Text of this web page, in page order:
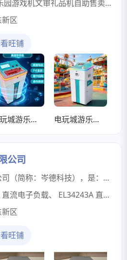
机文审礼品机自助售卖通用LED数显吧台售币机
区
旺铺
电玩城游乐园游戏机文审礼品机自助售卖通7寸屏吧台售币机 电玩城游乐园游戏机文审礼品机自助售卖通用7寸屏存票碎票机
公司
深圳市岑德科技有限公司（简称：岑德科技），是：深圳市科瑞电子仪器设备有限公司（简称：科瑞仪器）旗下分公司。公司设在广东-深圳，拥有一支专业的合作团队：资金雄厚，货物来源宽广，库存充足，销售市场广泛，售后服务快捷。通过与分销伙伴的紧密合作，凭借覆盖全国的网络营销服务，致力于为客户提供专业、方便、快捷的专业化服务。公司主要经营：半导体参数/并行测试系统(4070、4080、P9000系列)专业维修、出售（各型号模块或板卡），电子检测仪器及光电、通讯测试仪器。公司主要经营品牌有：是德科技Keysight、安捷伦Agilent、泰克Tektronix、福禄克FLUKE、吉时利KEITHLEY、艾法IFR/马可尼Marconi、本安立Anritsu、爱德万Advantest、菊水KIKUSUI、横河YOKOGAWA、罗德&施瓦茨ROHDE & SCHWARZ(R&S)、思博伦/Spirent、柯尼卡美能达KONICA MINOLTA、置日HIOKI、LeCory力科、台湾致茂Chroma、莱特波特Litepoint等世界知名品牌。公司主要经营产品有：半导体参数测试仪、网络分析仪、频谱分析仪、手机/无线综合测试仪、示波器/探头、信号发生器、信号分析仪、色彩分析仪、数字通讯测试仪、高频信号源、频率计、功率计、音频分析仪、电源、数字源表、天馈线/驻波比测试仪 、光谱分析仪/光波测量系统、噪声系数分析仪、数字万用表、静电计/高阻表、函数信号发生器、LCR测试仪、电子负载、纳伏表/皮安表、多用表校准仪、广播电视测试仪、高压机/耐压测试仪、直流电源分析仪/模块、数据采集器/卡、逻辑分析仪、接收机、调制度分析仪、蓝牙测试仪、阻抗分析仪、视频分析仪、阻抗测试仪/夹具、衰减器、功率探头、RoHS/环保检测仪等等电子测量仪器、通讯测试仪器。 岑德科技长期致力于工业电子制造、文教科研、通信以及电力石化等领域的测试测量技术开发、产品配套和系统集成。岑德科技能够根据客户的使用需求，为客户提供各种针对行业应用的完整测试解决方案，同时可以为国内客户提供国际通行的高端电子测试仪器租赁解决方案。我们的客戶涉及工业电子制造、文教科研、通信以及信息技术、微电子等多个领域，遍及国内各地。岑德科技也已成为中国专业的集电子仪器：销售、租赁、回收、维修、计量为一体的综合服务商之一。以科技铸就信赖、以技术服务社会。岑德科技秉承“诚信率先，用户至上”的原则，以科技铸就品牌的理念、以品质开拓市场，竭诚为海内外客户提供优质的服务。为客户提供“更丰富的产品选择、更专业的测量方案，更全面的售后服务”。长期合作方：中国科学院、清华大学（北京、深圳）、哈工大、上海交通大学、中芯国际（全国）、华为（编号AZ2165）、台晶（编号11160）、联讯、安和、理万、雷创及国内多所大学等指定仪器供应商之一。
直流电子负载、 EL34243A 直流电子负载
区
旺铺